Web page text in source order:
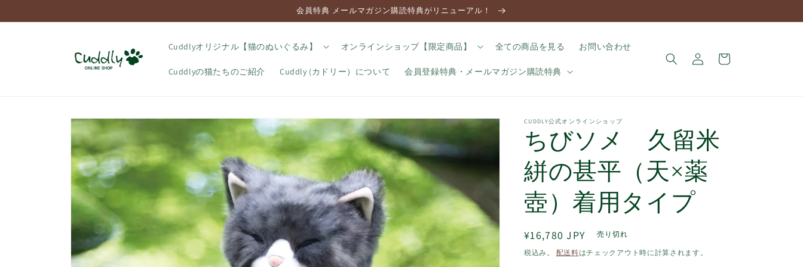
進む
会員特典 メールマガジン購読特典がリニューアル！
Cuddlyオリジナル【猫のぬいぐるみ】 オンラインショップ【限定商品】 全ての商品を見る お問い合わせ
Cuddlyの猫たちのご紹介 Cuddly (カドリー）について 会員登録特典・メールマガジン購読特典
グ
イ
ー
商品情
報にス
キップ
CUDDLY公式オンラインショップ
ちびソメ 久留米
絣の甚平（天×薬
壺）着用タイプ
通
常
¥16,780 JPY 売り切れ
税込み。 配送料はチェックアウト時に計算されます。